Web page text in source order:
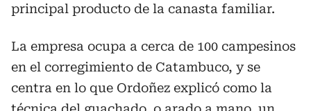
principal producto de la canasta familiar.
La empresa ocupa a cerca de 100 campesinos
en el corregimiento de Catambuco, y se
centra en lo que Ordoñez explicó como la